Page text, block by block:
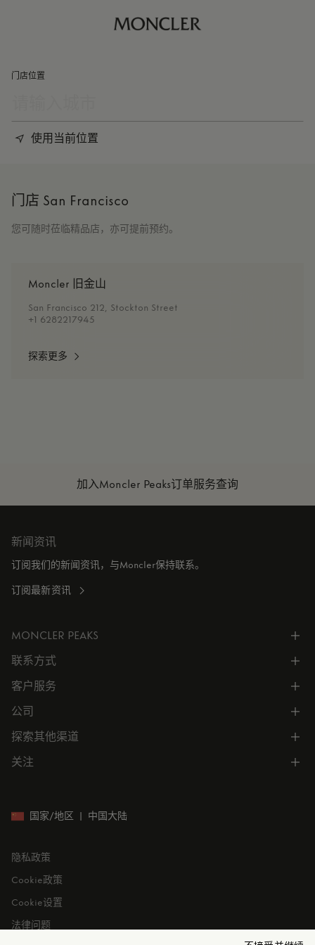
门店位置
使用当前位置
门店 San Francisco
您可随时莅临精品店，亦可提前预约。
Moncler 旧金山
San Francisco 212, Stockton Street
+1 6282217945
探索更多
加入Moncler Peaks订单服务查询
新闻资讯
订阅我们的新闻资讯，与Moncler保持联系。
订阅最新资讯
MONCLER PEAKS
了解专属权益
联系方式
电话联系 400-0362-166
联系在线客服
门店位置
预约
客户服务
所有服务
常见问题
售后服务
公司
公司信息
公司管理
投资者关系
探索其他渠道
微信小程序
关注
国家/地区 | 中国大陆
隐私政策
Cookie政策
Cookie设置
法律问题